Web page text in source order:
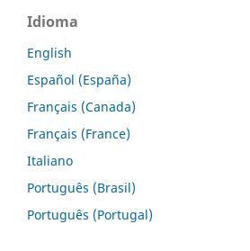
Idioma
English
Español (España)
Français (Canada)
Français (France)
Italiano
Português (Brasil)
Português (Portugal)